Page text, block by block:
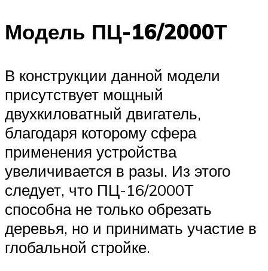
Модель ПЦ-16/2000Т
В конструкции данной модели
присутствует мощный
двухкиловатный двигатель,
благодаря которому сфера
применения устройства
увеличивается в разы. Из этого
следует, что ПЦ-16/2000Т
способна не только обрезать
деревья, но и принимать участие в
глобальной стройке.